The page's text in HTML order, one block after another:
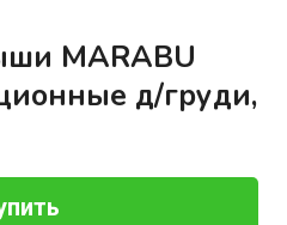
MARABU
д/груди,